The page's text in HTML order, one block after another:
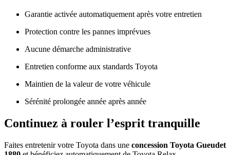
Garantie activée automatiquement après votre entretien
Protection contre les pannes imprévues
Aucune démarche administrative
Entretien conforme aux standards Toyota
Maintien de la valeur de votre véhicule
Sérénité prolongée année après année
Continuez à rouler l’esprit tranquille
Faites entretenir votre Toyota dans une concession Toyota Gueudet